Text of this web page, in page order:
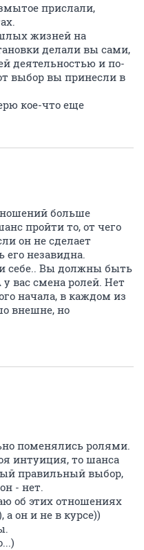
прислали,
жизней на
делали вы сами,
деятельностью и по-
выбор вы принесли в
кое-что еще
больше
пройти то, от чего
он не сделает
незавидна.
себе.. Вы должны быть
вас смена ролей. Нет
начала, в каждом из
внешне, но
поменялись ролями.
интуиция, то шанса
правильный выбор,
- нет.
об этих отношениях
он и не в курсе))